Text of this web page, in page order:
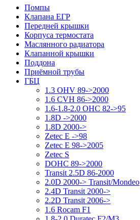
Помпы
Клапана ЕГР
Передней крышки
Корпуса термостата
Маслянного радиатора
Клапанной крышки
Поддона
Приёмной трубы
ГБЦ
1.3 OHV 89->2000
1.6 CVH 86->2000
1.6-1.8-2.0 OHC 82->95
1.8D ->2000
1.8D 2000->
Zetec E ->98
Zetec E 98->2005
Zetec S
DOHC 89->2000
Transit 2.5D 86-2000
2.0D 2000-> Transit/Mondeo
2.4D Transit 2000->
2.2D Transit 2006->
1.6 Rocam F1